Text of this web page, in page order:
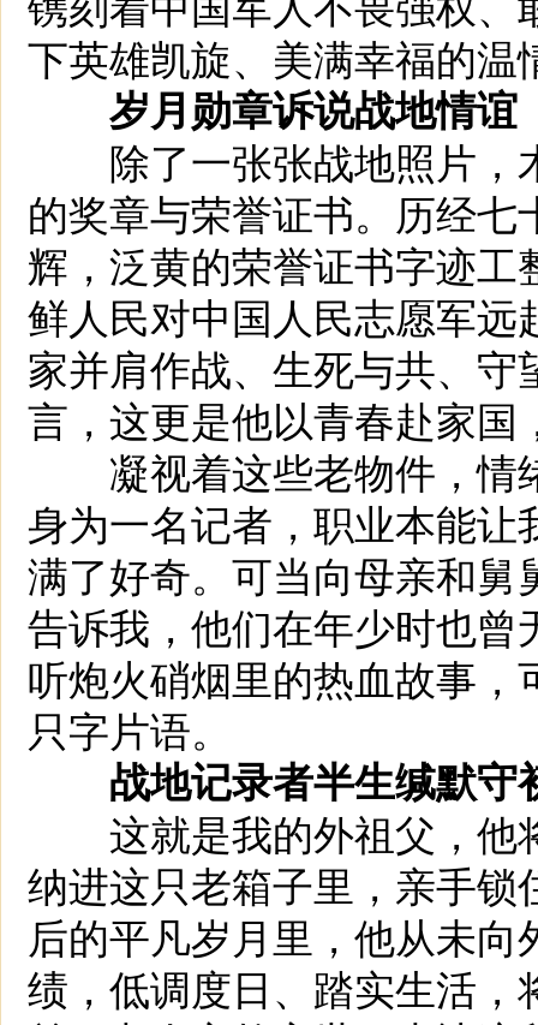
下英雄凯旋、美满幸福的温
岁月勋章诉说战地情谊
除了一张张战地照片，
的奖章与荣誉证书。历经
辉，泛黄的荣誉证书字迹
鲜人民对中国人民志愿军
家并肩作战、生死与共、
言，这更是他以青春赴家
凝视着这些老物件，情
身为一名记者，职业本能
满了好奇。可当向母亲和
告诉我，他们在年少时也
听炮火硝烟里的热血故事
只字片语。
战地记录者半生缄默守
这就是我的外祖父，他
纳进这只老箱子里，亲手
后的平凡岁月里，他从未
绩，低调度日、踏实生活